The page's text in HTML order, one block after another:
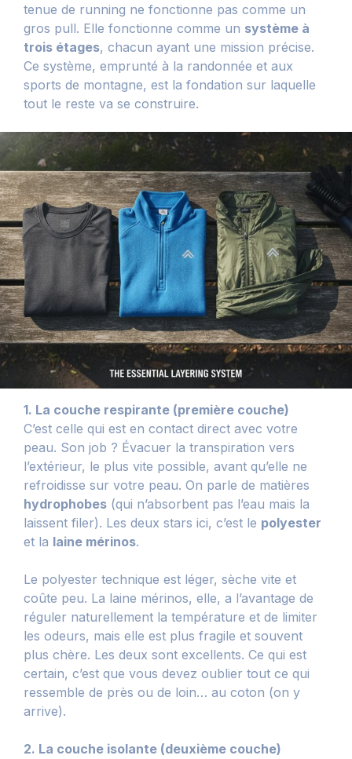
tenue de running ne fonctionne pas comme un
gros pull. Elle fonctionne comme un système à
trois étages, chacun ayant une mission précise.
Ce système, emprunté à la randonnée et aux
sports de montagne, est la fondation sur laquelle
tout le reste va se construire.
1. La couche respirante (première couche)
C’est celle qui est en contact direct avec votre
peau. Son job ? Évacuer la transpiration vers
l’extérieur, le plus vite possible, avant qu’elle ne
refroidisse sur votre peau. On parle de matières
hydrophobes (qui n’absorbent pas l’eau mais la
laissent filer). Les deux stars ici, c’est le polyester
et la laine mérinos.
Le polyester technique est léger, sèche vite et
coûte peu. La laine mérinos, elle, a l’avantage de
réguler naturellement la température et de limiter
les odeurs, mais elle est plus fragile et souvent
plus chère. Les deux sont excellents. Ce qui est
certain, c’est que vous devez oublier tout ce qui
ressemble de près ou de loin… au coton (on y
arrive).
2. La couche isolante (deuxième couche)